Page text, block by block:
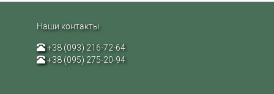
Наши контакты
+38 (093) 216-72-64
+38 (095) 275-20-94